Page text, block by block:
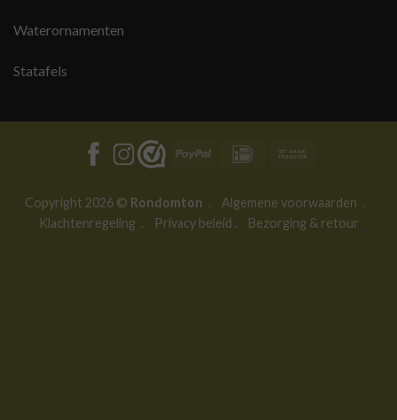
Waterornamenten
Statafels
PayPal IDeal
Copyright 2026 © Rondomton . Algemene voorwaarden .
Klachtenregeling . Privacy beleid . Bezorging & retour